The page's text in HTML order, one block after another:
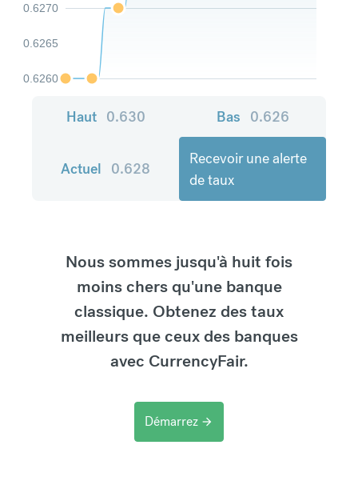
0.6260
0.6265
0.6270
Haut 0.630 Bas 0.626
Actuel 0.628
Recevoir une alerte
de taux
Nous sommes jusqu'à huit fois
moins chers qu'une banque
classique. Obtenez des taux
meilleurs que ceux des banques
avec CurrencyFair.
Démarrez arrow_forward